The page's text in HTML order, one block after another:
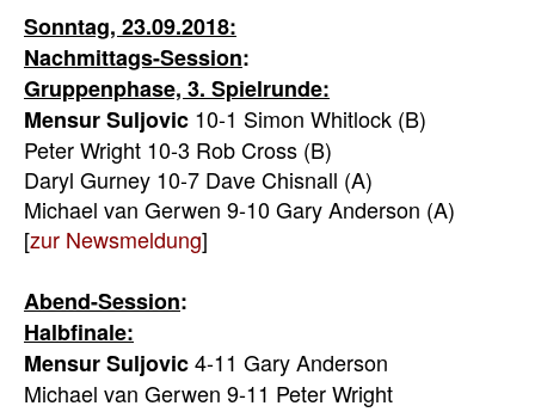
Sonntag, 23.09.2018:
Nachmittags-Session:
Gruppenphase, 3. Spielrunde:
Mensur Suljovic 10-1 Simon Whitlock (B)
Peter Wright 10-3 Rob Cross (B)
Daryl Gurney 10-7 Dave Chisnall (A)
Michael van Gerwen 9-10 Gary Anderson (A)
[zur Newsmeldung]
Abend-Session:
Halbfinale:
Mensur Suljovic4-11 Gary Anderson
Michael van Gerwen 9-11 Peter Wright